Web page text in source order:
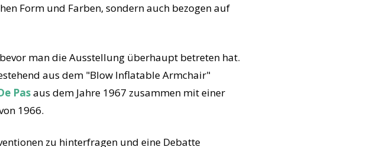
Form und Farben, sondern auch bezogen auf
man die Ausstellung überhaupt betreten hat.
aus dem "Blow Inflatable Armchair"
Pasaus dem Jahre 1967 zusammen mit einer
1966.
zu hinterfragen und eine Debatte